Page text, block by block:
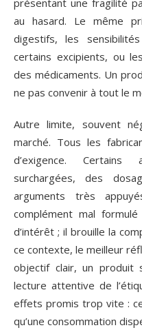
au hasard. Le même
digestifs, les
certains excipients, ou
des médicaments. Un
ne pas convenir à tout le
Autre limite, souvent
marché. Tous les
d’exigence. Certains
surchargées, des
arguments très
complément mal
d’intérêt ; il brouille la
ce contexte, le meilleur
objectif clair, un produit
lecture attentive de
effets promis trop vite :
qu’une consommation